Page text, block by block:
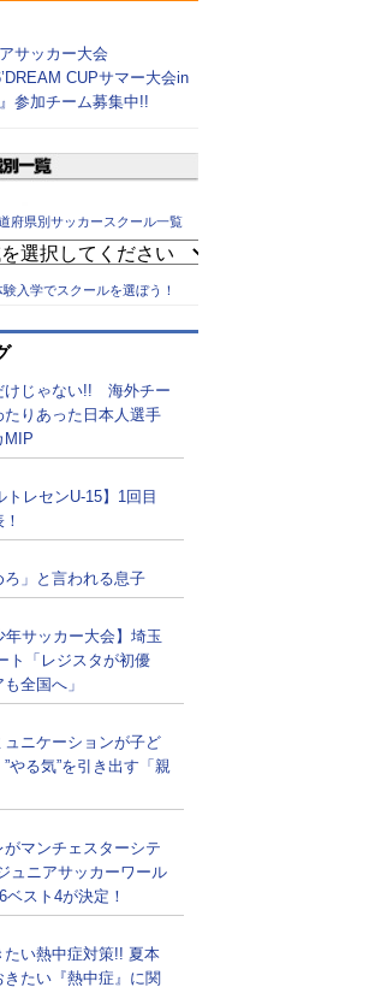
サッカー大会
CUPサマー大会in
参加チーム募集中!!
府県別サッカースクール一覧
験入学でスクールを選ぼう！
けじゃない!! 海外チー
りあった日本人選手
MIP
トレセンU-15】1回目
ろ」と言われる息子
年サッカー大会】埼玉
ト「レジスタが初優
全国へ」
ュニケーションが子ど
やる気”を引き出す「親
がマンチェスターシテ
ュニアサッカーワール
ベスト4が決定！
たい熱中症対策!! 夏本
たい『熱中症』に関